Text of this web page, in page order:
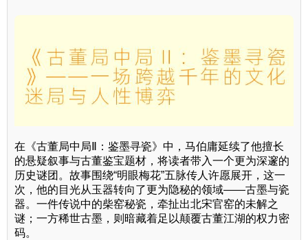
在《古董局中局Ⅱ：鉴墨寻瓷》中，马伯庸延续了他擅长
的悬疑叙事与古董鉴宝题材，将读者带入一个更为深邃的
历史谜团。故事围绕“明眼梅花”五脉传人许愿展开，这一
次，他的目光从玉器转向了更为隐秘的领域——古墨与瓷
器。一件传说中的柴窑秘瓷，牵扯出北宋官窑的未解之
谜；一方稀世古墨，则暗藏着足以颠覆古董江湖的权力密
码。